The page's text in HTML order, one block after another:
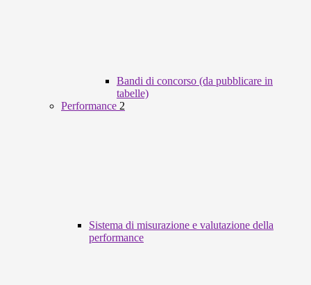
Bandi di concorso (da pubblicare in
tabelle)
Performance 2
Sistema di misurazione e valutazione della
performance